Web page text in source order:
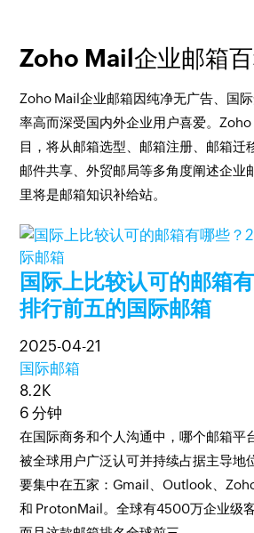
Zoho Mail企业邮箱
Zoho Mail企业邮箱因纯净无广告、国
率高而深受国内外企业用户喜爱。
目，将从邮箱选型、邮箱注册、邮箱迁
邮件共享、外贸邮局等多角度阐述企业
里将是邮箱知识补给站。
国际上比较认可的邮箱
排行前五的国际邮箱
2025-04-21
国际邮箱
8.2K
6 分钟
在国际商务和个人沟通中，哪个邮箱平
被全球用户广泛认可并持续占据主导地
要集中在五家：Gmail、Outlook、
和 ProtonMail。全球有4500万企业级